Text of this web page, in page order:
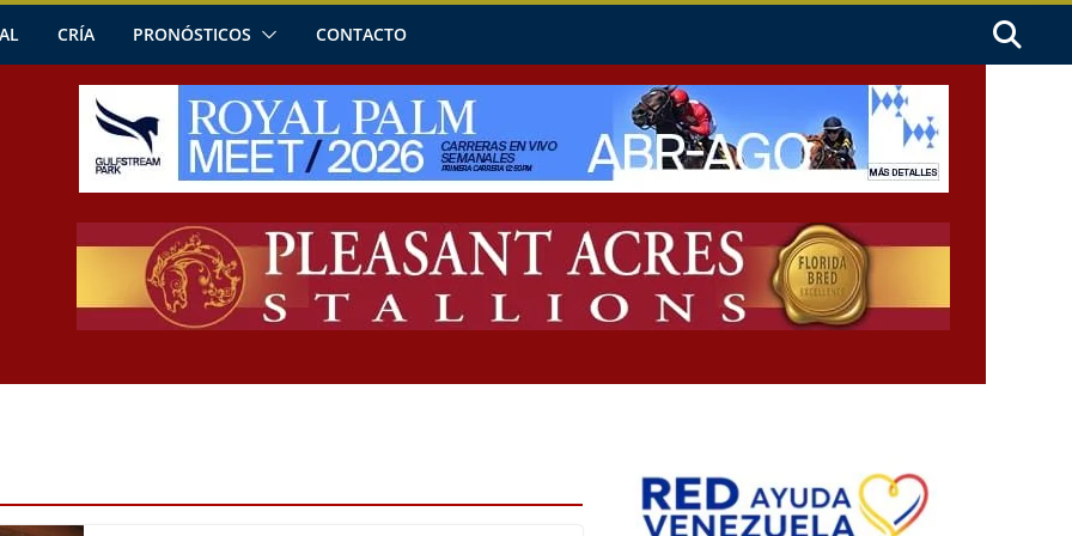
CRÍA PRONÓSTICOS CONTACTO